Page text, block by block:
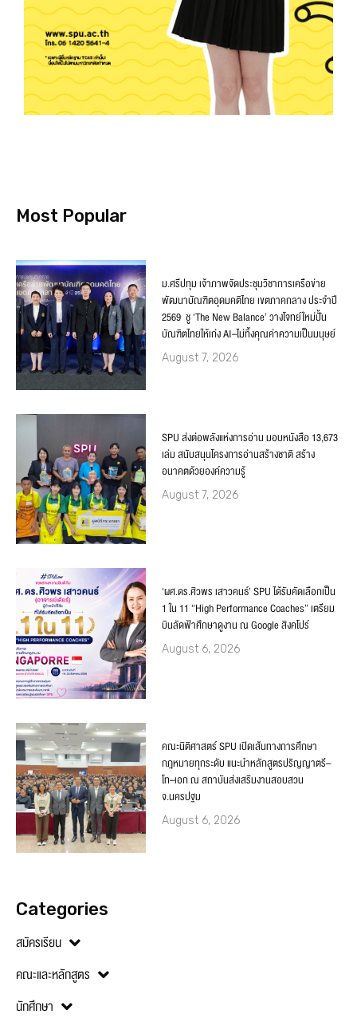
Most Popular
ม.ศรีปทุม เจ้าภาพจัดประชุมวิชาการเครือข่าย
พัฒนาบัณฑิตอุดมคติไทย เขตภาคกลาง ประจำปี
2569 ชู ‘The New Balance’ วางโจทย์ใหม่ปั้น
บัณฑิตไทยให้เก่ง AI–ไม่ทิ้งคุณค่าความเป็นมนุษย์
August 7, 2026
SPU ส่งต่อพลังแห่งการอ่าน มอบหนังสือ 13,673
เล่ม สนับสนุนโครงการอ่านสร้างชาติ สร้าง
อนาคตด้วยองค์ความรู้
August 7, 2026
‘ผศ.ดร.ศิวพร เสาวคนธ์’ SPU ได้รับคัดเลือกเป็น
1 ใน 11 “High Performance Coaches” เตรียม
บินลัดฟ้าศึกษาดูงาน ณ Google สิงคโปร์
August 6, 2026
คณะนิติศาสตร์ SPU เปิดเส้นทางการศึกษา
กฎหมายทุกระดับ แนะนำหลักสูตรปริญญาตรี–
โท–เอก ณ สถาบันส่งเสริมงานสอบสวน
จ.นครปฐม
August 6, 2026
Categories
สมัครเรียน
คณะและหลักสูตร
นักศึกษา